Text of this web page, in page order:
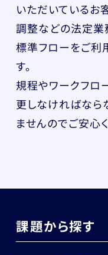
いただいているお
調整などの法定業
標準フローをご利
す。
規程やワークフロ
更しなければなら
ませんのでご安心
課題から探す